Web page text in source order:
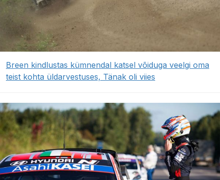
Breen kindlustas kümnendal katsel võiduga veelgi oma
teist kohta üldarvestuses, Tänak oli viies